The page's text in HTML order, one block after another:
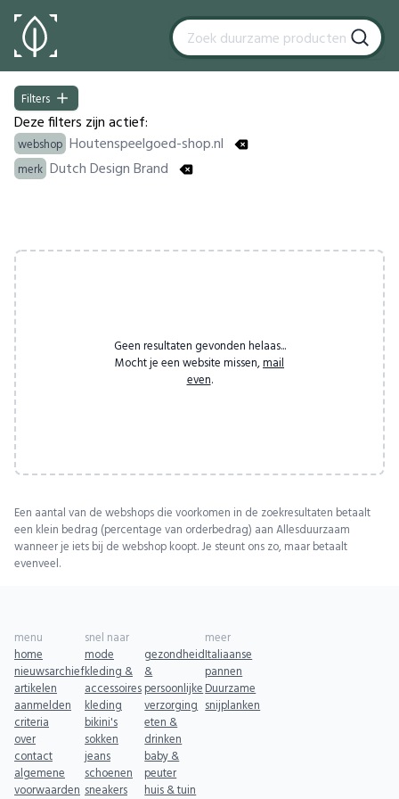
Filters
Filters
Deze filters zijn actief:
webshop Houtenspeelgoed-shop.nl
merk Dutch Design Brand
Geen resultaten gevonden helaas...
Mocht je een website missen, mail
even.
Een aantal van de webshops die voorkomen in de zoekresultaten betaalt
een klein bedrag (percentage van orderbedrag) aan Allesduurzaam
wanneer je iets bij de webshop koopt. Je steunt ons zo, maar betaalt
evenveel.
menu
home
nieuwsarchief
artikelen
aanmelden
criteria
over
contact
algemene
voorwaarden
snel naar
mode
kleding &
accessoires
kleding
bikini's
sokken
jeans
schoenen
sneakers
gezondheid
&
persoonlijke
verzorging
eten &
drinken
baby &
peuter
huis & tuin
meer
Italiaanse
pannen
Duurzame
snijplanken